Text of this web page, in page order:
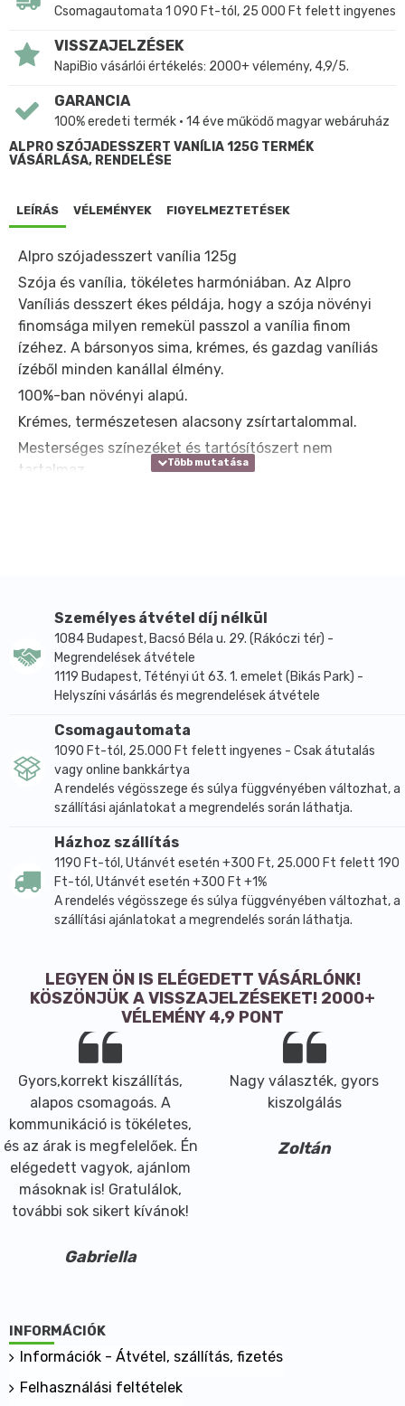
Csomagautomata 1 090 Ft-tól, 25 000 Ft felett ingyenes
VISSZAJELZÉSEK
NapiBio vásárlói értékelés: 2000+ vélemény, 4,9/5.
GARANCIA
100% eredeti termék • 14 éve működő magyar webáruház
ALPRO SZÓJADESSZERT VANÍLIA 125G TERMÉK
VÁSÁRLÁSA, RENDELÉSE
LEÍRÁS VÉLEMÉNYEK FIGYELMEZTETÉSEK
Alpro szójadesszert vanília 125g
Szója és vanília, tökéletes harmóniában. Az Alpro
Vaníliás desszert ékes példája, hogy a szója növényi
finomsága milyen remekül passzol a vanília finom
ízéhez. A bársonyos sima, krémes, és gazdag vaníliás
ízéből minden kanállal élmény.
100%-ban növényi alapú.
Krémes, természetesen alacsony zsírtartalommal.
Mesterséges színezéket és tartósítószert nem
tartalmaz.
egyszeresen telítetlen zsírsavak: 0,4g
többszörösen telítetlen zsírsavak: 1,1g
Szénhidrát
13.6g
Cukor: 10.7g
Fehérje: 3.2g
Só:
0.14g
Vitaminok:
D-vitamin: 0.75μg 15%*
B₁₂-vitamin: 0.38μg 15%*
Ásványi anyagok:
Kálcium: 120mg 15%*
Személyes átvétel díj nélkül
1084 Budapest, Bacsó Béla u. 29. (Rákóczi tér) -
Megrendelések átvétele
1119 Budapest, Tétényi út 63. 1. emelet (Bikás Park) -
Helyszíni vásárlás és megrendelések átvétele
Csomagautomata
1090 Ft-tól, 25.000 Ft felett ingyenes - Csak átutalás
vagy online bankkártya
A rendelés végösszege és súlya függvényében változhat, a
szállítási ajánlatokat a megrendelés során láthatja.
Házhoz szállítás
1190 Ft-tól, Utánvét esetén +300 Ft, 25.000 Ft felett 190
Ft-tól, Utánvét esetén +300 Ft +1%
A rendelés végösszege és súlya függvényében változhat, a
szállítási ajánlatokat a megrendelés során láthatja.
LEGYEN ÖN IS ELÉGEDETT VÁSÁRLÓNK!
KÖSZÖNJÜK A VISSZAJELZÉSEKET! 2000+
VÉLEMÉNY 4,9 PONT
Gyors,korrekt kiszállítás,
alapos csomagoás. A
kommunikáció is tökéletes,
és az árak is megfelelőek. Én
elégedett vagyok, ajánlom
másoknak is! Gratulálok,
további sok sikert kívánok!
Gabriella
Nagy választék, gyors
kiszolgálás
Zoltán
INFORMÁCIÓK
Információk - Átvétel, szállítás, fizetés
Felhasználási feltételek